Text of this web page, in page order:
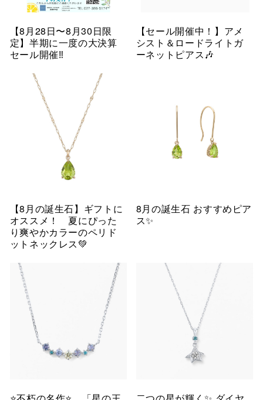
【8月28日〜8月30日限
定】半期に一度の大決算
セール開催‼︎
【セール開催中！】アメ
シスト＆ロードライトガ
ーネットピアス🎶
【8月の誕生石】ギフトに
オススメ！ 夏にぴった
り爽やかカラーのペリド
ットネックレス💚
8月の誕生石 おすすめピア
ス✨